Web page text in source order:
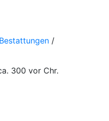
Bestattungen /
300 vor Chr.